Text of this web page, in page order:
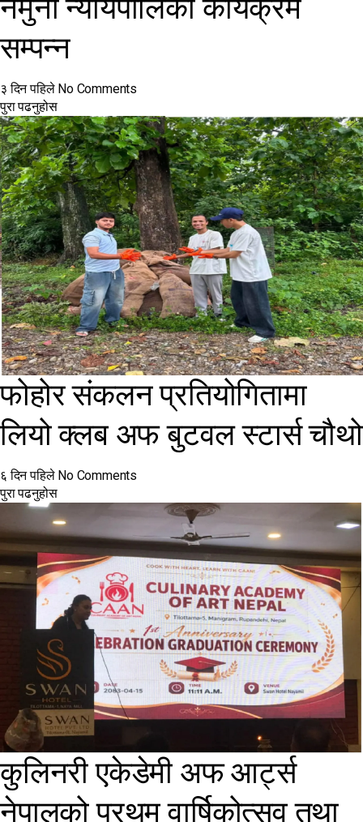
नमुना न्यायपालिका कार्यक्रम
सम्पन्न
३ दिन पहिले No Comments
पुरा पढनुहोस
फोहोर संकलन प्रतियोगितामा
लियो क्लब अफ बुटवल स्टार्स चौथो
६ दिन पहिले No Comments
पुरा पढनुहोस
कुलिनरी एकेडेमी अफ आर्ट्स
नेपालको प्रथम वार्षिकोत्सव तथा